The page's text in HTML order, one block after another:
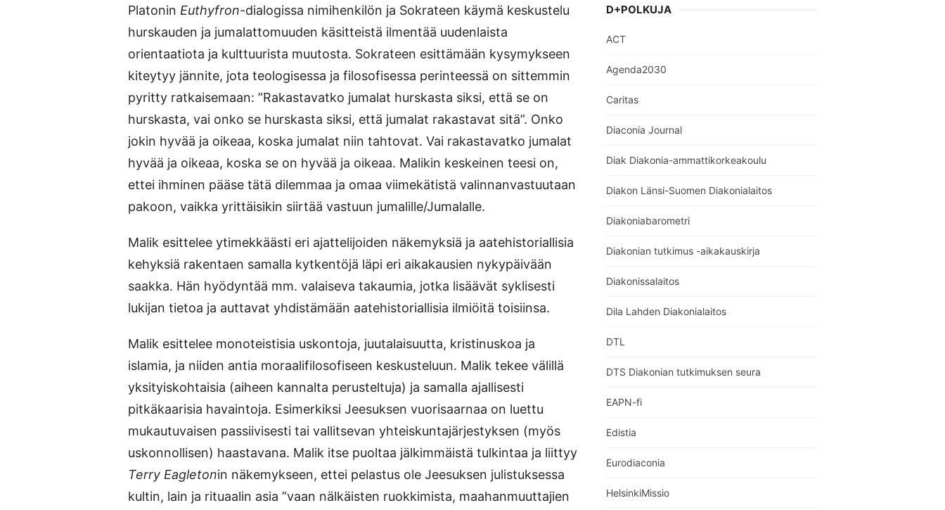
Platonin Euthyfron-dialogissa nimihenkilön ja Sokrateen käymä keskustelu
hurskauden ja jumalattomuuden käsitteistä ilmentää uudenlaista
orientaatiota ja kulttuurista muutosta. Sokrateen esittämään kysymykseen
kiteytyy jännite, jota teologisessa ja filosofisessa perinteessä on sittemmin
pyritty ratkaisemaan: ”Rakastavatko jumalat hurskasta siksi, että se on
hurskasta, vai onko se hurskasta siksi, että jumalat rakastavat sitä”. Onko
jokin hyvää ja oikeaa, koska jumalat niin tahtovat. Vai rakastavatko jumalat
hyvää ja oikeaa, koska se on hyvää ja oikeaa. Malikin keskeinen teesi on,
ettei ihminen pääse tätä dilemmaa ja omaa viimekätistä valinnanvastuutaan
pakoon, vaikka yrittäisikin siirtää vastuun jumalille/Jumalalle.
Malik esittelee ytimekkäästi eri ajattelijoiden näkemyksiä ja aatehistoriallisia
kehyksiä rakentaen samalla kytkentöjä läpi eri aikakausien nykypäivään
saakka. Hän hyödyntää mm. valaiseva takaumia, jotka lisäävät syklisesti
lukijan tietoa ja auttavat yhdistämään aatehistoriallisia ilmiöitä toisiinsa.
Malik esittelee monoteistisia uskontoja, juutalaisuutta, kristinuskoa ja
islamia, ja niiden antia moraalifilosofiseen keskusteluun. Malik tekee välillä
yksityiskohtaisia (aiheen kannalta perusteltuja) ja samalla ajallisesti
pitkäkaarisia havaintoja. Esimerkiksi Jeesuksen vuorisaarnaa on luettu
mukautuvaisen passiivisesti tai vallitsevan yhteiskuntajärjestyksen (myös
uskonnollisen) haastavana. Malik itse puoltaa jälkimmäistä tulkintaa ja liittyy
Terry Eagletonin näkemykseen, ettei pelastus ole Jeesuksen julistuksessa
kultin, lain ja rituaalin asia ”vaan nälkäisten ruokkimista, maahanmuuttajien
D+POLKUJA
ACT
Agenda2030
Caritas
Diaconia Journal
Diak Diakonia-ammattikorkeakoulu
Diakon Länsi-Suomen Diakonialaitos
Diakoniabarometri
Diakonian tutkimus -aikakauskirja
Diakonissalaitos
Dila Lahden Diakonialaitos
DTL
DTS Diakonian tutkimuksen seura
EAPN-fi
Edistia
Eurodiaconia
HelsinkiMissio